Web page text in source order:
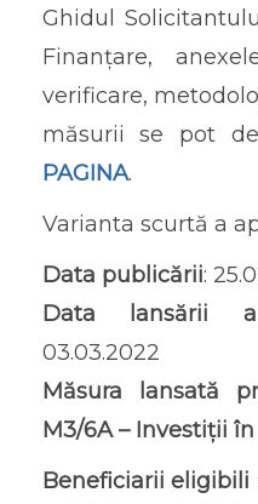
Ghidul
Finanțare,
verificare,
măsurii se pot
PAGINA.
Varianta scurtă a
Data publicării:
Data lansării
03.03.2022
Măsura lansată
M3/6A – Investiții
Beneficiarii eligibili